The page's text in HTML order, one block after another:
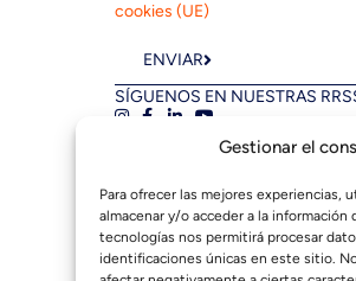
Gestionar el
Para ofrecer las mejores experiencias,
almacenar y/o acceder a la
tecnologías nos permitirá procesar
identificaciones únicas en este sitio.
cookies (UE)
ENVIAR
SÍGUENOS EN NUESTRAS